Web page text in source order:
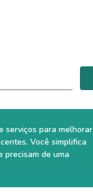
serviços para melhorar
Você simplifica
precisam de uma